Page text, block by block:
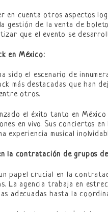
en cuenta otros aspectos
gestión de la venta de
que el evento se
en México:
sido el escenario de
más destacadas que han
otros.
el éxito tanto en
en vivo. Sus conciertos
experiencia musical
la contratación de grupos
papel crucial en la
La agencia trabaja en
adecuadas hasta la